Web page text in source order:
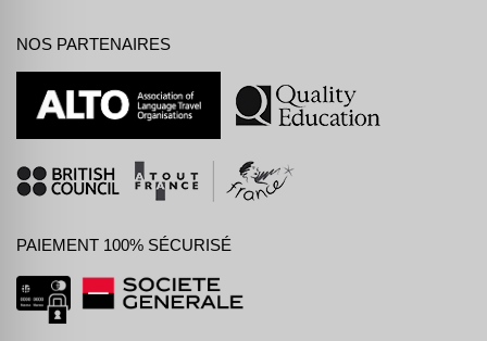
NOS PARTENAIRES
PAIEMENT 100% SÉCURISÉ